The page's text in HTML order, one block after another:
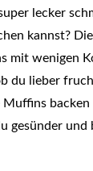
lecker
kannst?
mit wenigen
du lieber
Muffins
gesünder und